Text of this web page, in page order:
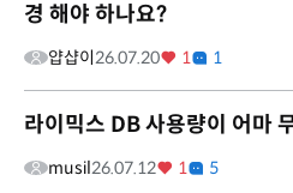
경 해야 하나요?
얍샵이26.07.20 1 1
라이믹스 DB 사용량이 어마
musil26.07.12 1 5